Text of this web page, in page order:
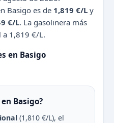
Basigo es de 1,819 €/L y
€/L. La gasolinera más
a 1,819 €/L.
en Basigo
Basigo?
(1,810 €/L), el